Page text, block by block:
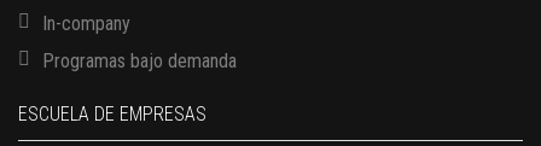
In-company
Programas bajo demanda
ESCUELA DE EMPRESAS